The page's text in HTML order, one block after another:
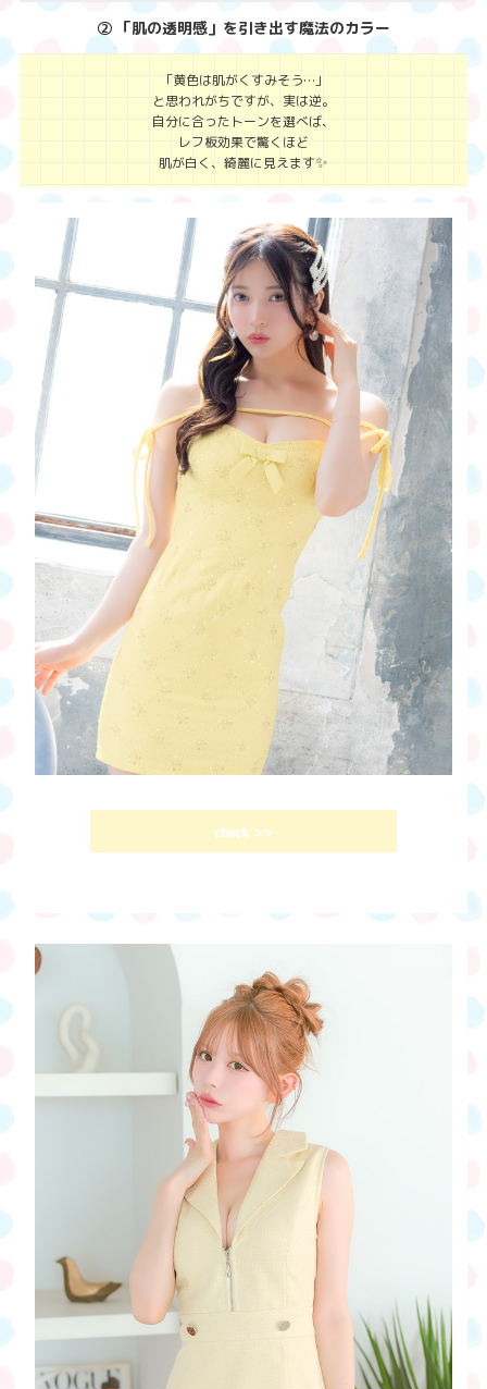
② 「肌の透明感」を引き出す魔法のカラー
「黄色は肌がくすみそう…」
と思われがちですが、実は逆。
自分に合ったトーンを選べば、
レフ板効果で驚くほど
肌が白く、綺麗に見えます✨
𝐜𝐡𝐞𝐜𝐤 >>